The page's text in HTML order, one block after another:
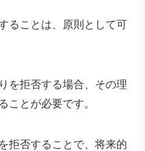
ることは、原則として可
を拒否する場合、その理
ことが必要です。
拒否することで、将来的